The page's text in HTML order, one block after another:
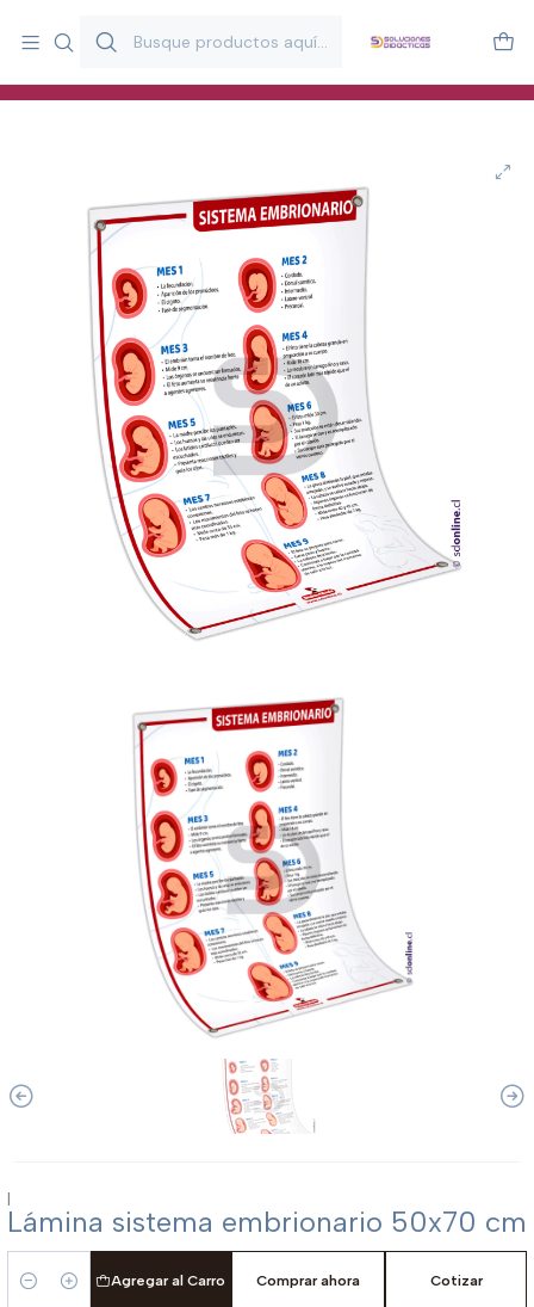
y estimulación infantil en Chile.
Especialistas en recursos educativos para aulas, terapeutas y
|
Lámina sistema embrionario 50x70 cm
Cantidad
Agregar al Carro Comprar ahora Cotizar